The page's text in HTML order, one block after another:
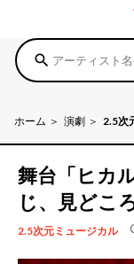
search
ホーム 演劇 2.5次
舞台「ヒカ
じ、見どこ
2.5次元ミュージカル